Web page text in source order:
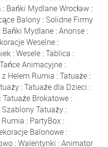
: Bańki Mydlane Wrocław:
Balony: Solidne Firmy
Bańki Mydlane:Anonse:
Weselne :
:Wesele:Tablica :
Tańce Animacyjne :
Helem Rumia :Tatuaże:
:Tatuaże dla Dzieci :
:Tatuaże Brokatowe:
Szablony Tatuaży :
: PartyBox:
Balonowe :
:Walentynki :Animator